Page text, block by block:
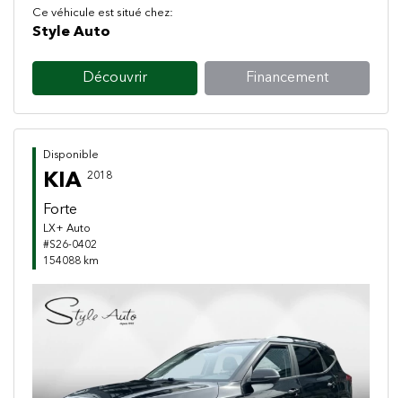
Ce véhicule est situé chez:
Style Auto
Découvrir Financement
Disponible
KIA 2018
Forte
LX+ Auto
#S26-0402
154088 km